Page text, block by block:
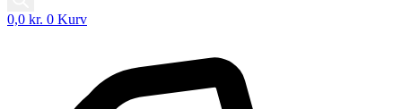
0,0 kr. 0 Kurv